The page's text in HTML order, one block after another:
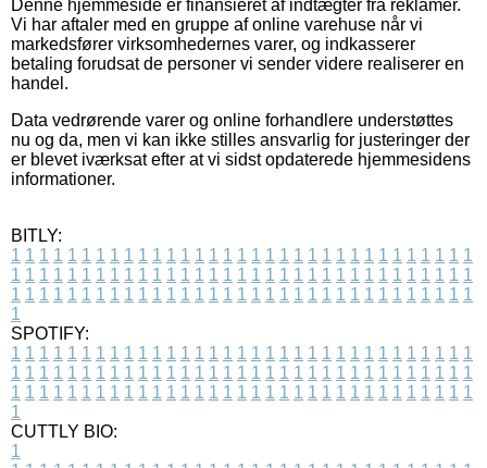
Denne hjemmeside er finansieret af indtægter fra reklamer.
Vi har aftaler med en gruppe af online varehuse når vi
markedsfører virksomhedernes varer, og indkasserer
betaling forudsat de personer vi sender videre realiserer en
handel.
Data vedrørende varer og online forhandlere understøttes
nu og da, men vi kan ikke stilles ansvarlig for justeringer der
er blevet iværksat efter at vi sidst opdaterede hjemmesidens
informationer.
BITLY:
1 1 1 1 1 1 1 1 1 1 1 1 1 1 1 1 1 1 1 1 1 1 1 1 1 1 1 1 1 1 1 1 1
1 1 1 1 1 1 1 1 1 1 1 1 1 1 1 1 1 1 1 1 1 1 1 1 1 1 1 1 1 1 1 1 1
1 1 1 1 1 1 1 1 1 1 1 1 1 1 1 1 1 1 1 1 1 1 1 1 1 1 1 1 1 1 1 1 1
1
SPOTIFY:
1 1 1 1 1 1 1 1 1 1 1 1 1 1 1 1 1 1 1 1 1 1 1 1 1 1 1 1 1 1 1 1 1
1 1 1 1 1 1 1 1 1 1 1 1 1 1 1 1 1 1 1 1 1 1 1 1 1 1 1 1 1 1 1 1 1
1 1 1 1 1 1 1 1 1 1 1 1 1 1 1 1 1 1 1 1 1 1 1 1 1 1 1 1 1 1 1 1 1
1
CUTTLY BIO:
1